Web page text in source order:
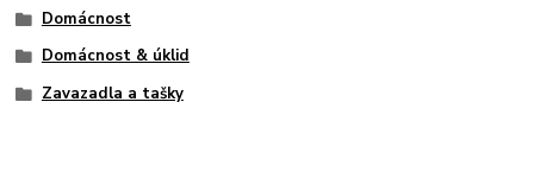
Domácnost
Domácnost & úklid
Zavazadla a tašky